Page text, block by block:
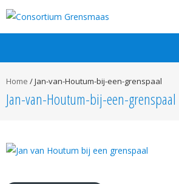
Home /Jan-van-Houtum-bij-een-grenspaal
Jan-van-Houtum-bij-een-grenspaal